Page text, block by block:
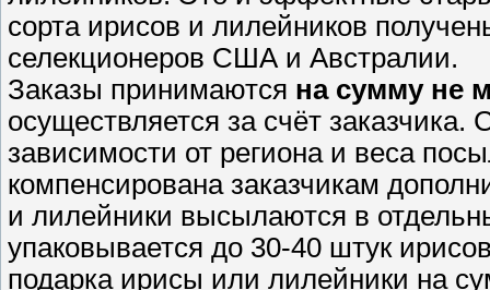
сорта ирисов и лилейников
селекционеров США и Австралии.
Заказы принимаются на сумму не
осуществляется за счёт
зависимости от региона и веса
компенсирована заказчикам
и лилейники высылаются в
упаковывается до 30-40 штук
подарка ирисы или лилейники на